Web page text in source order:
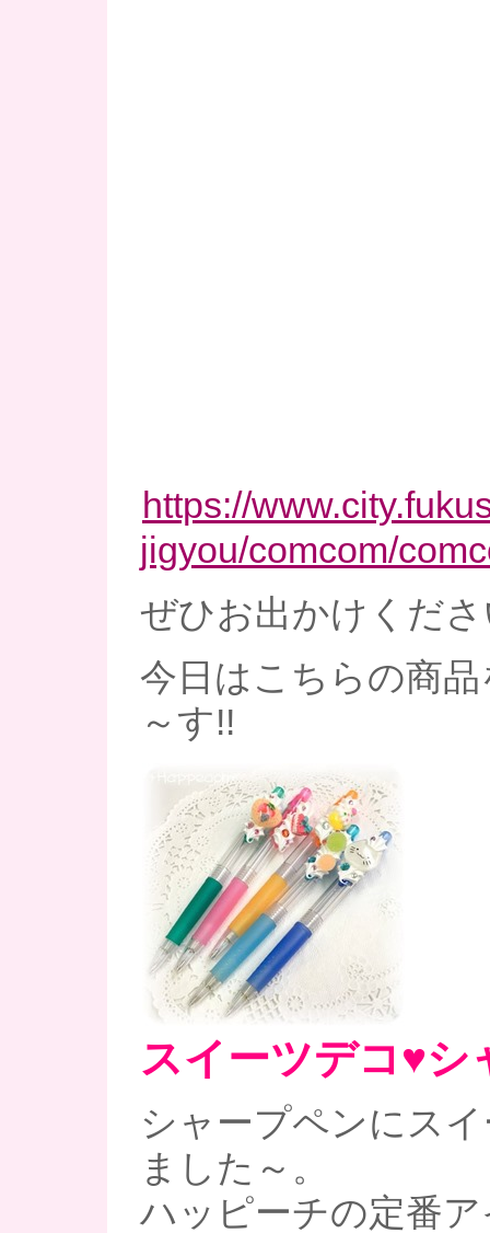
https://
jigyou/comcom/
ぜひお出かけくださ
今日はこちらの商
～す!!
スイーツデコ♥シ
シャープペンにス
ました～。
ハッピーチの定番